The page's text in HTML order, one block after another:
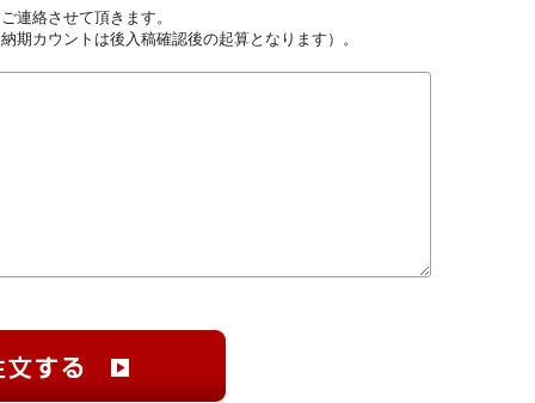
連絡させて頂きます。
期カウントは後入稿確認後の起算となります）。